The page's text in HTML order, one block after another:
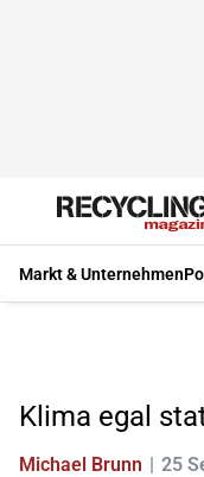
Markt & Unternehmen
Klima egal
Michael Brunn 25